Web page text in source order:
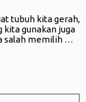
tubuh kita gerah,
kita gunakan juga
salah memilih …